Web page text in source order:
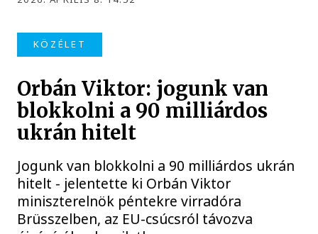
KÖZÉLET
Orbán Viktor: jogunk van
blokkolni a 90 milliárdos
ukrán hitelt
Jogunk van blokkolni a 90 milliárdos ukrán
hitelt - jelentette ki Orbán Viktor
miniszterelnök péntekre virradóra
Brüsszelben, az EU-csúcsról távozva